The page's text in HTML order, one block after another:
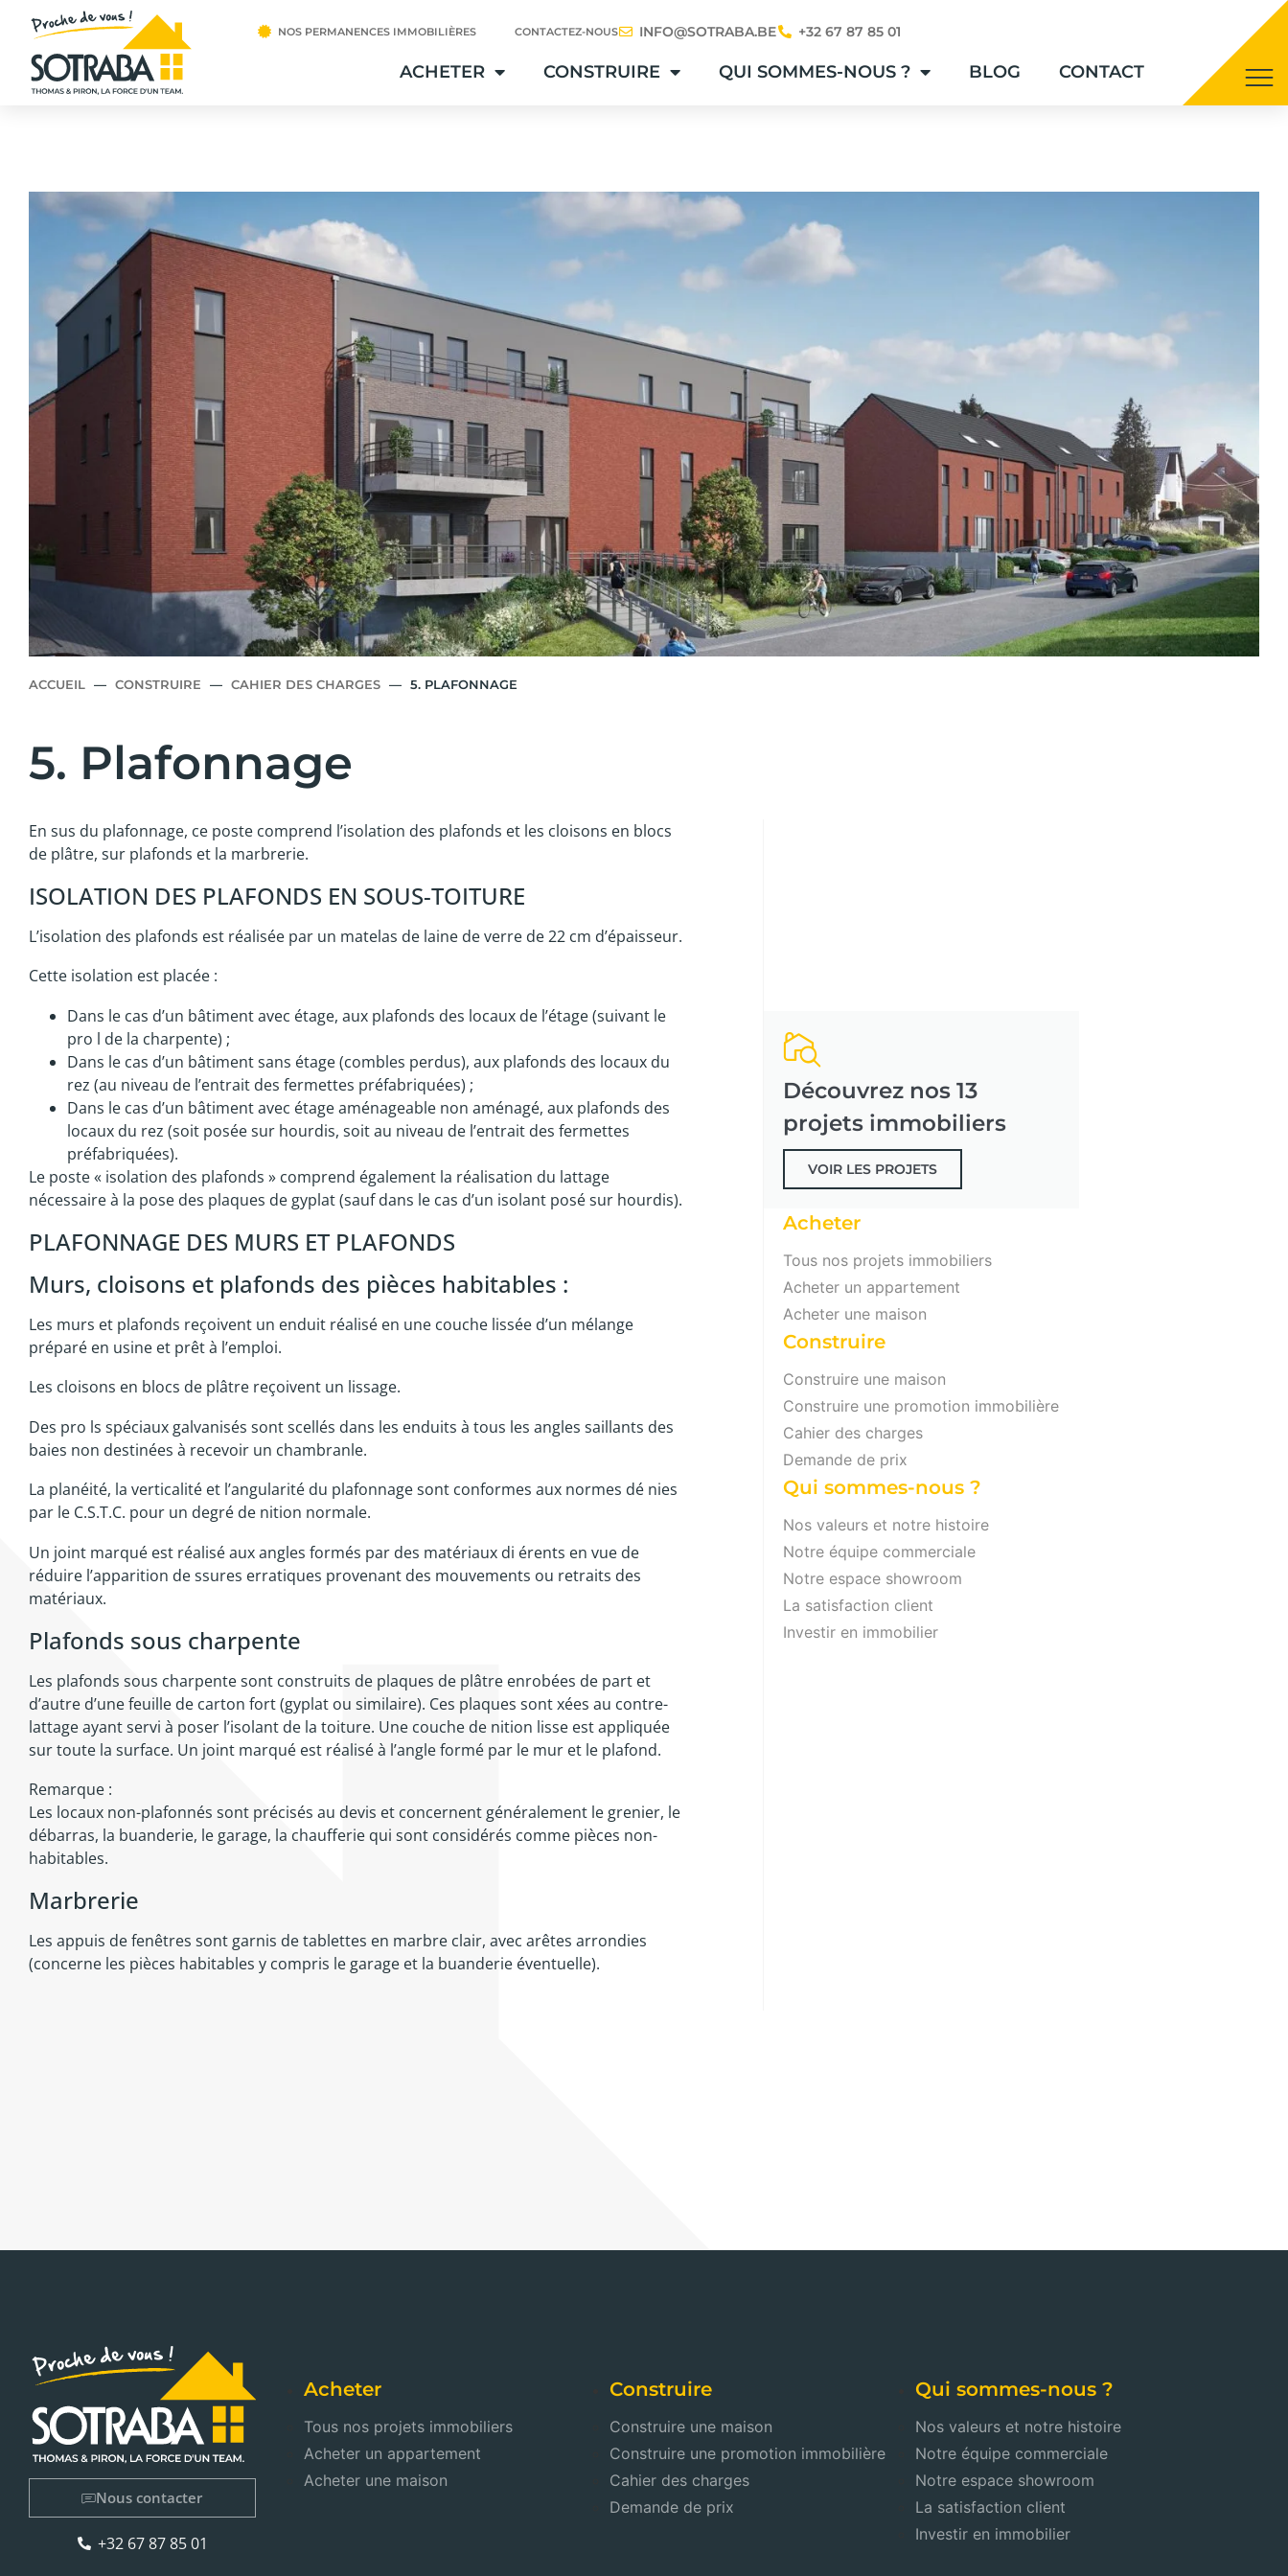
NOS PERMANENCES IMMOBILIÈRES CONTACTEZ-NOUS INFO@SOTRABA.BE +32 67 87 85 01
ACHETER CONSTRUIRE QUI SOMMES-NOUS ? BLOG CONTACT
ACCUEIL — CONSTRUIRE — CAHIER DES CHARGES — 5. PLAFONNAGE
5. Plafonnage
En sus du plafonnage, ce poste comprend l’isolation des plafonds et les cloisons en blocs
de plâtre, sur plafonds et la marbrerie.
ISOLATION DES PLAFONDS EN SOUS-TOITURE
L’isolation des plafonds est réalisée par un matelas de laine de verre de 22 cm d’épaisseur.
Cette isolation est placée :
Dans le cas d’un bâtiment avec étage, aux plafonds des locaux de l’étage (suivant le
pro l de la charpente) ;
Dans le cas d’un bâtiment sans étage (combles perdus), aux plafonds des locaux du
rez (au niveau de l’entrait des fermettes préfabriquées) ;
Dans le cas d’un bâtiment avec étage aménageable non aménagé, aux plafonds des
locaux du rez (soit posée sur hourdis, soit au niveau de l’entrait des fermettes
préfabriquées).
Le poste « isolation des plafonds » comprend également la réalisation du lattage
nécessaire à la pose des plaques de gyplat (sauf dans le cas d’un isolant posé sur hourdis).
PLAFONNAGE DES MURS ET PLAFONDS
Murs, cloisons et plafonds des pièces habitables :
Les murs et plafonds reçoivent un enduit réalisé en une couche lissée d’un mélange
préparé en usine et prêt à l’emploi.
Les cloisons en blocs de plâtre reçoivent un lissage.
Des pro ls spéciaux galvanisés sont scellés dans les enduits à tous les angles saillants des
baies non destinées à recevoir un chambranle.
La planéité, la verticalité et l’angularité du plafonnage sont conformes aux normes dé nies
par le C.S.T.C. pour un degré de nition normale.
Un joint marqué est réalisé aux angles formés par des matériaux di érents en vue de
réduire l’apparition de ssures erratiques provenant des mouvements ou retraits des
matériaux.
Plafonds sous charpente
Les plafonds sous charpente sont construits de plaques de plâtre enrobées de part et
d’autre d’une feuille de carton fort (gyplat ou similaire). Ces plaques sont xées au contre-
lattage ayant servi à poser l’isolant de la toiture. Une couche de nition lisse est appliquée
sur toute la surface. Un joint marqué est réalisé à l’angle formé par le mur et le plafond.
Remarque :
Les locaux non-plafonnés sont précisés au devis et concernent généralement le grenier, le
débarras, la buanderie, le garage, la chaufferie qui sont considérés comme pièces non-
habitables.
Marbrerie
Les appuis de fenêtres sont garnis de tablettes en marbre clair, avec arêtes arrondies
(concerne les pièces habitables y compris le garage et la buanderie éventuelle).
Découvrez nos 13
projets immobiliers
VOIR LES PROJETS
Acheter
Tous nos projets immobiliers
Acheter un appartement
Acheter une maison
Construire
Construire une maison
Construire une promotion immobilière
Cahier des charges
Demande de prix
Qui sommes-nous ?
Nos valeurs et notre histoire
Notre équipe commerciale
Notre espace showroom
La satisfaction client
Investir en immobilier
Nous contacter
+32 67 87 85 01
Acheter
Tous nos projets immobiliers
Acheter un appartement
Acheter une maison
Construire
Construire une maison
Construire une promotion immobilière
Cahier des charges
Demande de prix
Qui sommes-nous ?
Nos valeurs et notre histoire
Notre équipe commerciale
Notre espace showroom
La satisfaction client
Investir en immobilier